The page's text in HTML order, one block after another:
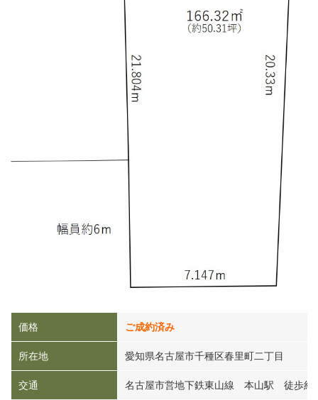
価格 ご成約済み
所在地 愛知県名古屋市千種区春里町二丁目
交通 名古屋市営地下鉄東山線 本山駅 徒歩約